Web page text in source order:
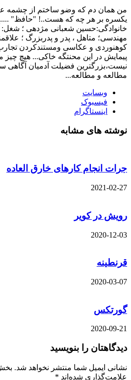
دم که وضو ساختم از چشمه عشق /
بر هر چه که هست..! "حافظ" ......؛ نام
شعبانی مژدهی ؛ شغل: آزاد؛
متاهل ، پدر و پدربزرگ ؛ علاقمند
و عکاسی ومستندکردن تجارب
در این محنتگه خاکی... هیچ چیز مقدستر
فضیلت آدمیان آگاهی ست و
و مطالعه...
وبسایت
فیسبوک
اینستاگرام
های مشابه
انجام کارهای خارق العاده
2021-
در کویر
2020-
2020-
2020-
را بنویسید
ایمیل شما منتشر نخواهد شد. بخش‌های
شده‌اند*